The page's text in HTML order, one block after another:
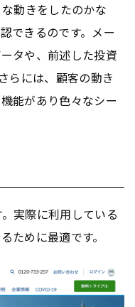
動きをしたのかな
できるのです。メー
タや、前述した投資
らには、顧客の動き
能があり色々なシー
実際に利用している
ために最適です。